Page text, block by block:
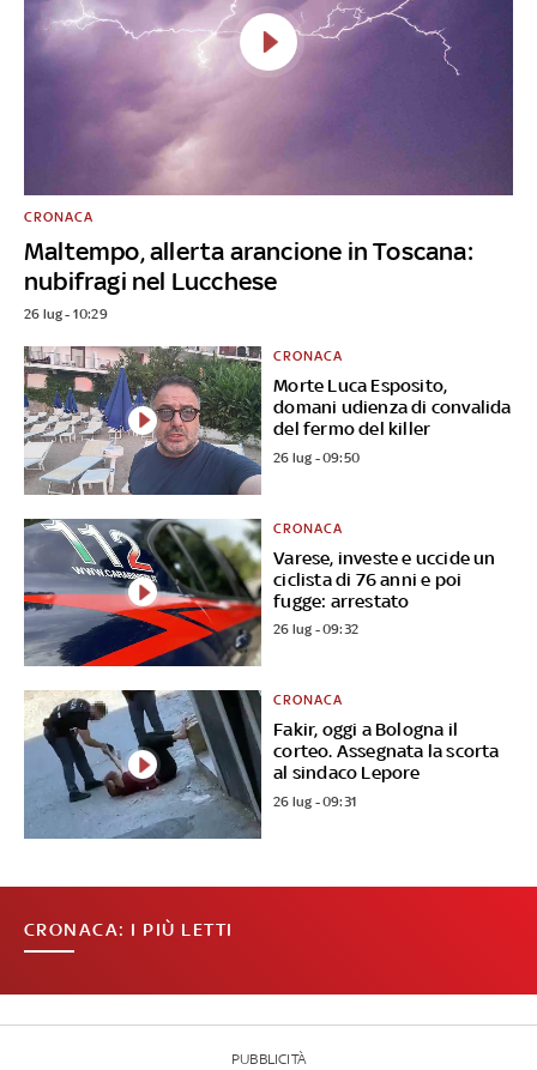
Maltempo, allerta arancione in Toscana:
nubifragi nel Lucchese
CRONACA
26 lug - 10:29
Morte Luca Esposito,
domani udienza di convalida
del fermo del killer
CRONACA
26 lug - 09:50
Varese, investe e uccide un
ciclista di 76 anni e poi
fugge: arrestato
CRONACA
26 lug - 09:32
Fakir, oggi a Bologna il
corteo. Assegnata la scorta
al sindaco Lepore
CRONACA
26 lug - 09:31
CRONACA: I PIÙ LETTI
PUBBLICITÀ